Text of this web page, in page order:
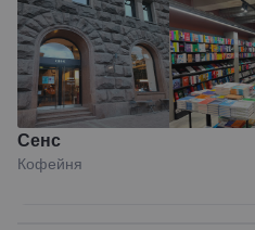
Сенс
Кофейня